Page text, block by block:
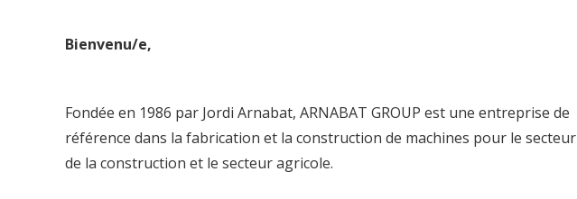
Bienvenu/e,
Fondée en 1986 par Jordi Arnabat, ARNABAT GROUP est une entreprise de
référence dans la fabrication et la construction de machines pour le secteur
de la construction et le secteur agricole.